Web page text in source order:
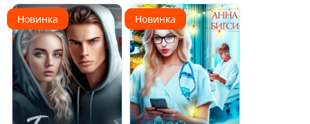
Новинка Новинка